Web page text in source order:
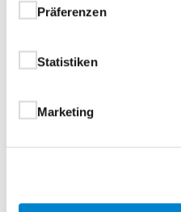
Präferenzen
Statistiken
Marketing
Beschreibung
Aluminium-Haustüren
Elegance Thermo